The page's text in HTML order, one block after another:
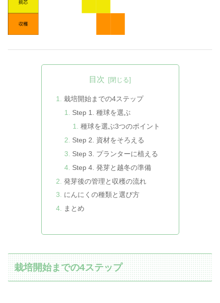
目次
栽培開始までの4ステップ
Step 1. 種球を選ぶ
種球を選ぶ3つのポイント
Step 2. 資材をそろえる
Step 3. プランターに植える
Step 4. 発芽と越冬の準備
発芽後の管理と収穫の流れ
にんにくの種類と選び方
まとめ
栽培開始までの4ステップ